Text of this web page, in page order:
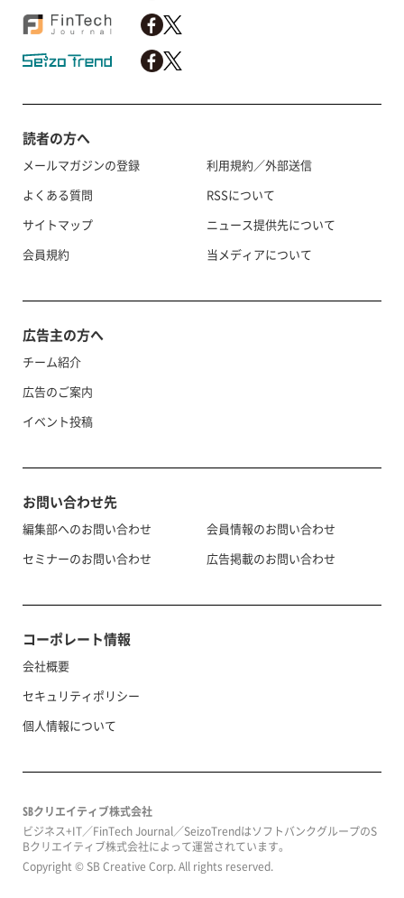
読者の方へ
メールマガジンの登録
よくある質問
サイトマップ
会員規約
利用規約／外部送信
RSSについて
ニュース提供先について
当メディアについて
広告主の方へ
チーム紹介
広告のご案内
イベント投稿
お問い合わせ先
編集部へのお問い合わせ
セミナーのお問い合わせ
会員情報のお問い合わせ
広告掲載のお問い合わせ
コーポレート情報
会社概要
セキュリティポリシー
個人情報について
SBクリエイティブ株式会社
ビジネス+IT／FinTech Journal／SeizoTrendはソフトバンクグループのS
Bクリエイティブ株式会社によって運営されています。
Copyright © SB Creative Corp. All rights reserved.